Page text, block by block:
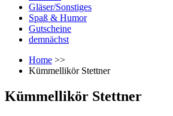
Gläser/Sonstiges
Spaß & Humor
Gutscheine
demnächst
Home >>
Kümmellikör Stettner
Kümmellikör Stettner